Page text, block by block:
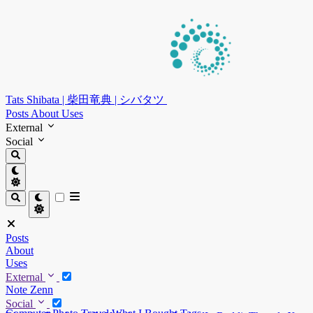
Tats Shibata | 柴田竜典 | シバタツ
Posts About Uses
External
Social
Posts
About
Uses
External
Note Zenn
Social